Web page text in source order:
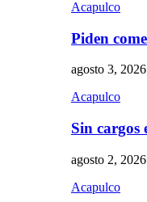
Acapulco
Piden
agosto 3, 2026
Acapulco
Sin
agosto 2, 2026
Acapulco